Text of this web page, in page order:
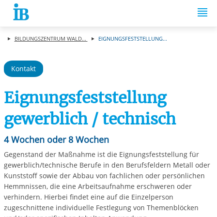
Springe zum Inhalt
BILDUNGSZENTRUM WALD... EIGNUNGSFESTSTELLUNG...
Kontakt
Eignungsfeststellung
gewerblich / technisch
4 Wochen oder 8 Wochen
Gegenstand der Maßnahme ist die Eignungsfeststellung für
gewerblich/technische Berufe in den Berufsfeldern Metall oder
Kunststoff sowie der Abbau von fachlichen oder persönlichen
Hemmnissen, die eine Arbeitsaufnahme erschweren oder
verhindern. Hierbei findet eine auf die Einzelperson
zugeschnittene individuelle Festlegung von Themenblöcken